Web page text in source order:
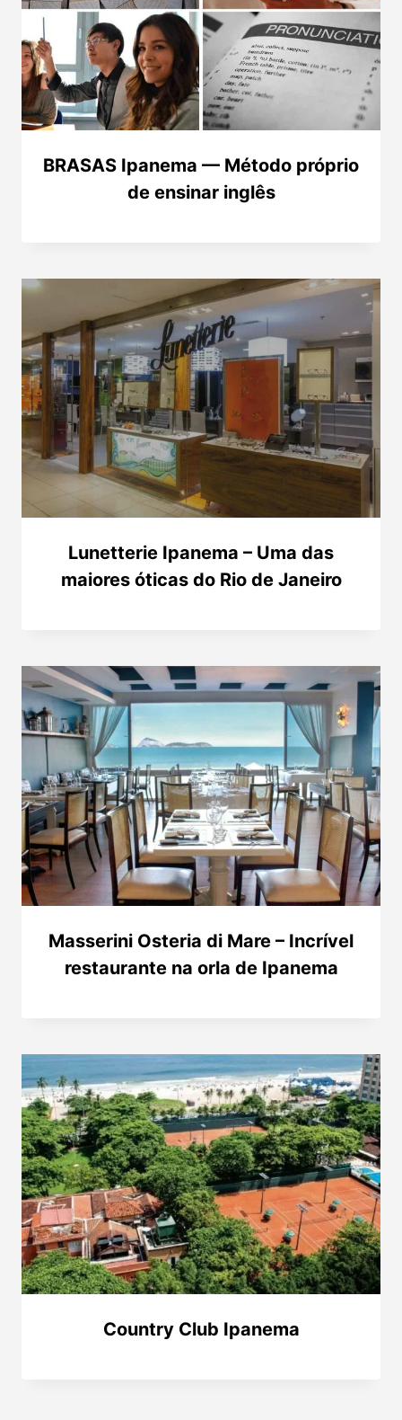
BRASAS Ipanema — Método próprio
de ensinar inglês
Lunetterie Ipanema – Uma das
maiores óticas do Rio de Janeiro
Masserini Osteria di Mare – Incrível
restaurante na orla de Ipanema
Country Club Ipanema